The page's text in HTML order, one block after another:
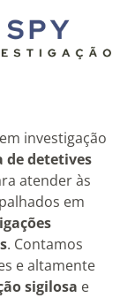
investigação
de detetives
atender às
em
. Contamos
e altamente
sigilosa e